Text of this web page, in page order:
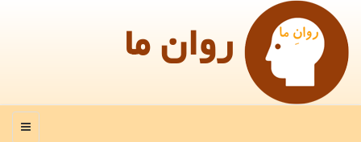
روان ما
منو